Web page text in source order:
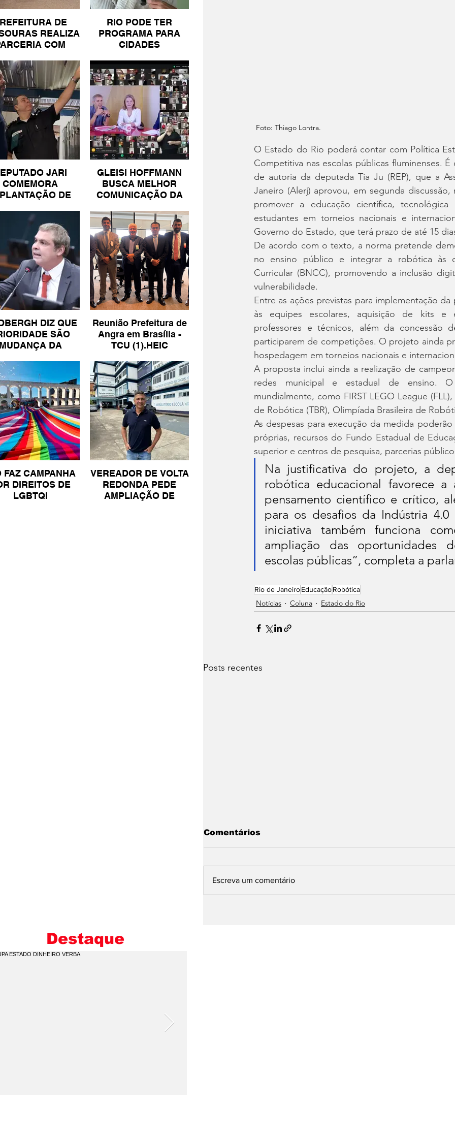
DE
REALIZA
COM
RIO PODE TER
PROGRAMA PARA
CIDADES
JARI
COMEMORA
DE
GLEISI HOFFMANN
BUSCA MELHOR
COMUNICAÇÃO DA
DIZ QUE
SÃO
DA
DE IR
Reunião Prefeitura de
Angra em Brasília -
TCU (1).HEIC
FAZ CAMPANHA
DIREITOS DE
LGBTQI
VEREADOR DE VOLTA
REDONDA PEDE
AMPLIAÇÃO DE
Foto: Thiago Lontra.
O Estado do Rio poderá contar com Política
Competitiva nas escolas públicas fluminenses.
de autoria da deputada Tia Ju (REP), que a
Janeiro (Alerj) aprovou, em segunda
promover a educação científica,
estudantes em torneios nacionais e
Governo do Estado, que terá prazo de até 15
De acordo com o texto, a norma pretende
no ensino público e integrar a robótica às
Curricular (BNCC), promovendo a inclusão
vulnerabilidade.
Entre as ações previstas para implementação
às equipes escolares, aquisição de kits e
professores e técnicos, além da concessão
participarem de competições. O projeto ainda
hospedagem em torneios nacionais e
A proposta inclui ainda a realização de
redes municipal e estadual de ensino.
mundialmente, como FIRST LEGO League
de Robótica (TBR), Olimpíada Brasileira de
As despesas para execução da medida
próprias, recursos do Fundo Estadual de
superior e centros de pesquisa, parcerias
Na justificativa do projeto, a
robótica educacional favorece a
pensamento científico e crítico,
para os desafios da Indústria
iniciativa também funciona
ampliação das oportunidades
escolas públicas”, completa a
Rio de JaneiroEducaçãoRobótica
Notícias Coluna Estado do Rio
Posts recentes
Comentários
Escreva um comentário
Destaque